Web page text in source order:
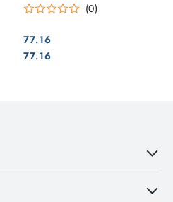
(0)
Cena:
77.16
Cena:
77.16